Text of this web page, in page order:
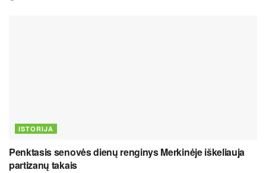
ISTORIJA
Penktasis senovės dienų renginys Merkinėje iškeliauja
partizanų takais